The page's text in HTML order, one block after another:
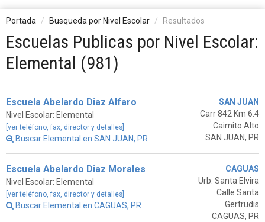
Portada Busqueda por Nivel Escolar Resultados
Escuelas Publicas por Nivel Escolar:
Elemental (981)
Escuela Abelardo Diaz Alfaro
Nivel Escolar: Elemental
[ver teléfono, fax, director y detalles]
Buscar Elemental en SAN JUAN, PR
SAN JUAN
Carr 842 Km 6.4
Caimito Alto
SAN JUAN, PR
Escuela Abelardo Diaz Morales
Nivel Escolar: Elemental
[ver teléfono, fax, director y detalles]
Buscar Elemental en CAGUAS, PR
CAGUAS
Urb. Santa Elvira
Calle Santa
Gertrudis
CAGUAS, PR